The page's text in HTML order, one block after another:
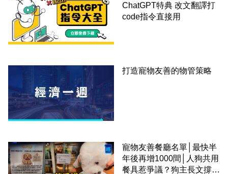
ChatGPT特典 改文翻譯打
code指令直接用
打造寵物友善的物管策略
寵物友善餐廳名單│最快半
年後再增1000間│人狗共用
餐具惹爭議？狗主長文撐